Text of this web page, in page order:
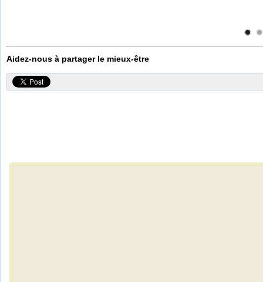
Aidez-nous à partager le mieux-être